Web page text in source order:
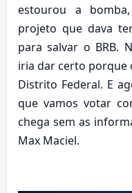
estourou a
projeto que dava
para salvar o BRB.
iria dar certo porque
Distrito Federal. E
que vamos votar
chega sem as
Max Maciel.